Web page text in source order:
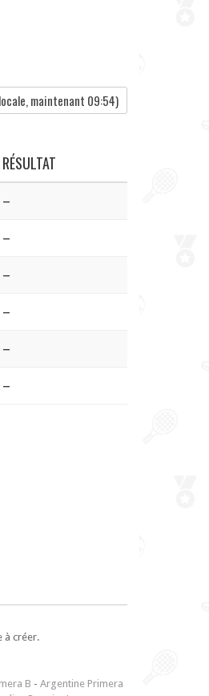
maintenant 09:54)
RÉSULTAT
–
–
–
–
–
–
à créer.
B - Argentine Primera